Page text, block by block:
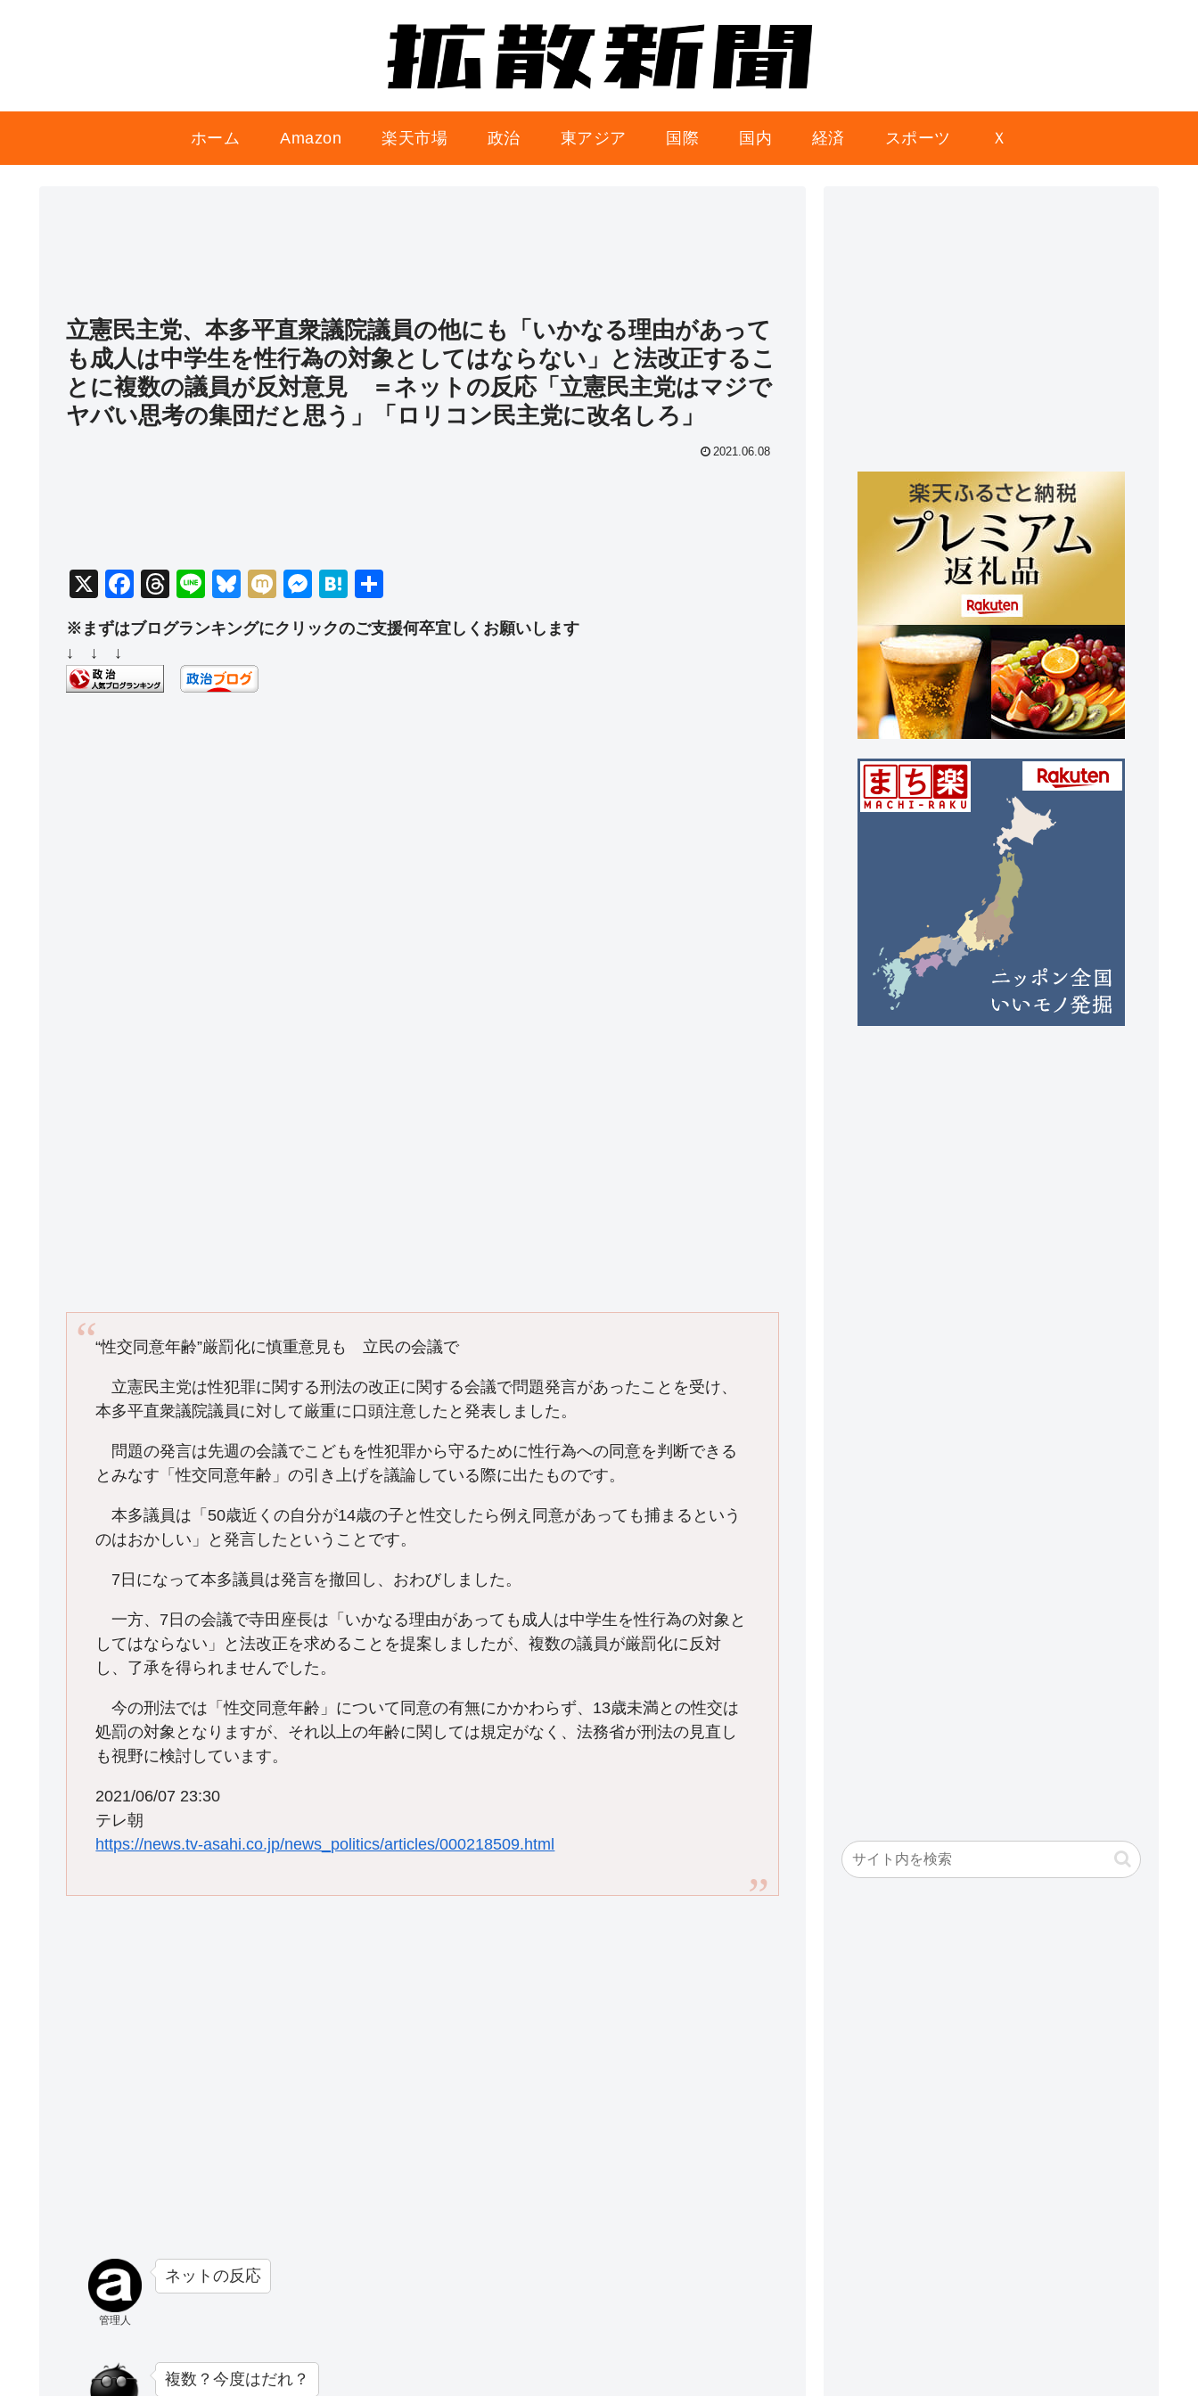
ホーム Amazon 楽天市場 政治 東アジア 国際 国内 経済 スポーツ Ｘ
立憲民主党、本多平直衆議院議員の他にも「いかなる理由があって
も成人は中学生を性行為の対象としてはならない」と法改正するこ
とに複数の議員が反対意見 ＝ネットの反応「立憲民主党はマジで
ヤバい思考の集団だと思う」「ロリコン民主党に改名しろ」
2021.06.08
X
F
a
c
e
b
T
hr
e
a
d
Li
e
Bl
e
sk
y
M
M
ss
H
e
有
※まずはブログランキングにクリックのご支援何卒宜しくお願いします
↓ ↓ ↓
“性交同意年齢”厳罰化に慎重意見も 立民の会議で
立憲民主党は性犯罪に関する刑法の改正に関する会議で問題発言があったことを受け、
本多平直衆議院議員に対して厳重に口頭注意したと発表しました。
問題の発言は先週の会議でこどもを性犯罪から守るために性行為への同意を判断できる
とみなす「性交同意年齢」の引き上げを議論している際に出たものです。
本多議員は「50歳近くの自分が14歳の子と性交したら例え同意があっても捕まるという
のはおかしい」と発言したということです。
7日になって本多議員は発言を撤回し、おわびしました。
一方、7日の会議で寺田座長は「いかなる理由があっても成人は中学生を性行為の対象と
してはならない」と法改正を求めることを提案しましたが、複数の議員が厳罰化に反対
し、了承を得られませんでした。
今の刑法では「性交同意年齢」について同意の有無にかかわらず、13歳未満との性交は
処罰の対象となりますが、それ以上の年齢に関しては規定がなく、法務省が刑法の見直し
も視野に検討しています。
2021/06/07 23:30
テレ朝
https://news.tv-asahi.co.jp/news_politics/articles/000218509.html
管理人
ネットの反応
複数？今度はだれ？